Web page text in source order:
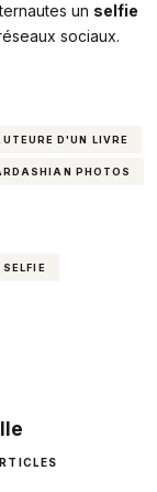
un selfie
sociaux.
D'UN LIVRE
PHOTOS
SELFIE